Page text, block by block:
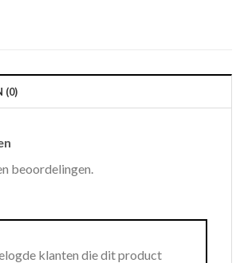
(0)
beoordelingen.
klanten die dit product